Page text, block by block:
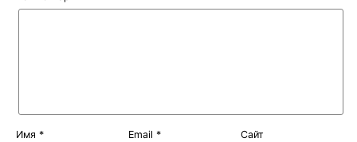
Имя * Email * Сайт